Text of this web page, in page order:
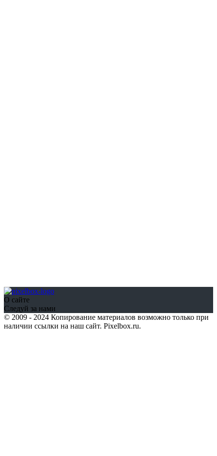
О сайте
Следуй за нами
© 2009 - 2024 Копирование материалов возможно только при
наличии ссылки на наш сайт. Pixelbox.ru.